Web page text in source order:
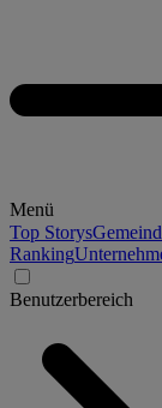
Menü
Top Storys
Ranking
Benutzerbereich